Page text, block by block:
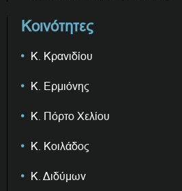
Κοινότητες
Κ. Κρανιδίου
Κ. Ερμιόνης
Κ. Πόρτο Χελίου
Κ. Κοιλάδος
Κ. Διδύμων